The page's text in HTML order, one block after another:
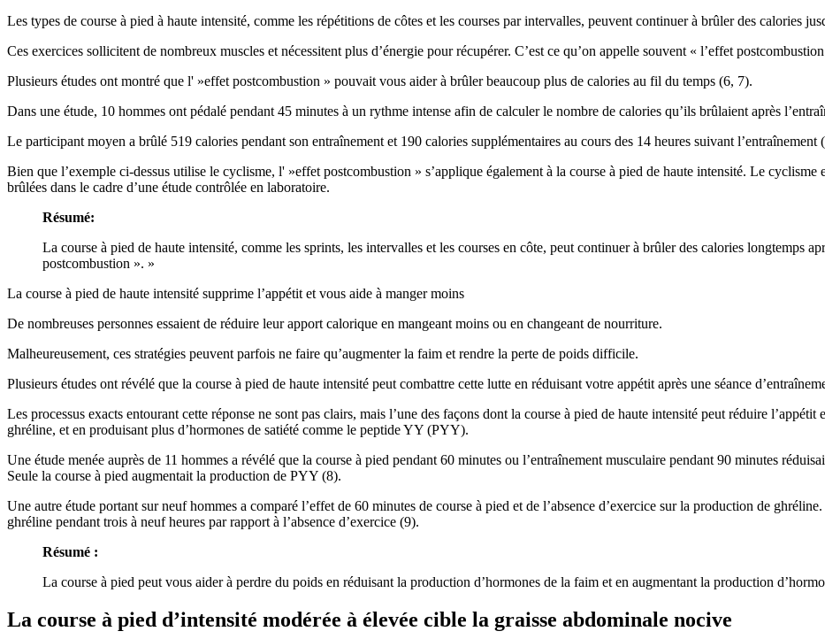
Les types de course à pied à haute intensité, comme les répétitions de côtes et les courses par intervalles, peuvent continuer à brûler des calories
Ces exercices sollicitent de nombreux muscles et nécessitent plus d’énergie pour récupérer. C’est ce qu’on appelle souvent « l’effet
Plusieurs études ont montré que l' »effet postcombustion » pouvait vous aider à brûler beaucoup plus de calories au fil du temps (6, 7).
Dans une étude, 10 hommes ont pédalé pendant 45 minutes à un rythme intense afin de calculer le nombre de calories qu’ils brûlaient après
Le participant moyen a brûlé 519 calories pendant son entraînement et 190 calories supplémentaires au cours des 14 heures suivant l’entraînement
Bien que l’exemple ci-dessus utilise le cyclisme, l' »effet postcombustion » s’applique également à la course à pied de haute intensité. Le
brûlées dans le cadre d’une étude contrôlée en laboratoire.
Résumé:
La course à pied de haute intensité, comme les sprints, les intervalles et les courses en côte, peut continuer à brûler des calories longtemps
postcombustion ». »
La course à pied de haute intensité supprime l’appétit et vous aide à manger moins
De nombreuses personnes essaient de réduire leur apport calorique en mangeant moins ou en changeant de nourriture.
Malheureusement, ces stratégies peuvent parfois ne faire qu’augmenter la faim et rendre la perte de poids difficile.
Plusieurs études ont révélé que la course à pied de haute intensité peut combattre cette lutte en réduisant votre appétit après une séance
Les processus exacts entourant cette réponse ne sont pas clairs, mais l’une des façons dont la course à pied de haute intensité peut réduire
ghréline, et en produisant plus d’hormones de satiété comme le peptide YY (PYY).
Une étude menée auprès de 11 hommes a révélé que la course à pied pendant 60 minutes ou l’entraînement musculaire pendant 90 minutes
Seule la course à pied augmentait la production de PYY (8).
Une autre étude portant sur neuf hommes a comparé l’effet de 60 minutes de course à pied et de l’absence d’exercice sur la production de
ghréline pendant trois à neuf heures par rapport à l’absence d’exercice (9).
Résumé :
La course à pied peut vous aider à perdre du poids en réduisant la production d’hormones de la faim et en augmentant la production
La course à pied d’intensité modérée à élevée cible la graisse abdominale nocive